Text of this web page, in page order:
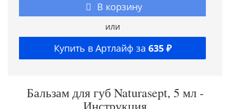
В корзину
или
Купить в Артлайф за 635 ₽
Бальзам для губ Naturasept, 5 мл -